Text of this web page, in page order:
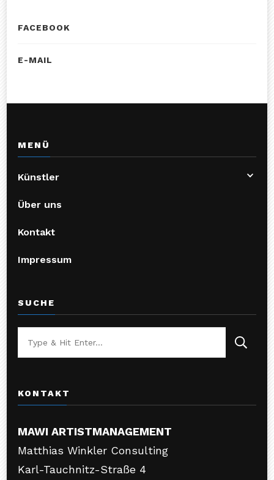
FACEBOOK
E-MAIL
MENÜ
Künstler
Über uns
Kontakt
Impressum
SUCHE
for
KONTAKT
MAWI ARTISTMANAGEMENT
Matthias Winkler Consulting
Karl-Tauchnitz-Straße 4